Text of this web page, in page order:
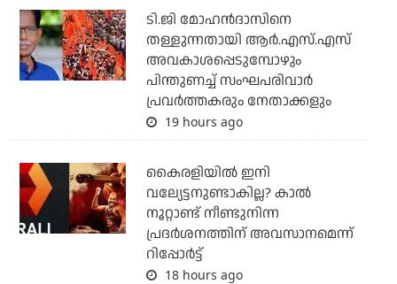
ടി.ജി മോഹന്‍ദാസിനെ
തള്ളുന്നതായി ആര്‍.എസ്.എസ്
അവകാശപ്പെടുമ്പോഴും
പിന്തുണച്ച് സംഘപരിവാര്‍
പ്രവര്‍ത്തകരും നേതാക്കളും
19 hours ago
കൈരളിയില്‍ ഇനി
വല്യേട്ടനുണ്ടാകില്ല? കാല്‍
നൂറ്റാണ്ട് നീണ്ടുനിന്ന
പ്രദര്‍ശനത്തിന് അവസാനമെന്ന്
റിപ്പോര്‍ട്ട്
18 hours ago